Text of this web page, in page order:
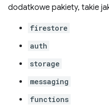
dodatkowe pakiety, takie
firestore
auth
storage
messaging
functions